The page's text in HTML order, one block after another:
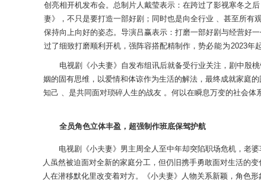
创亮相开机发布会。 总制 片人戴莹表示： 在跨过了影视寒冬之后
妻》
，不只是要打造一部好剧；同时也是向全行业 、甚至所有
保持向上向好的姿态。导演吕赢表示：打磨一部好剧与经营好
过了细致打磨顺利开机，强阵容搭配精制作，势必能为2023年
电视剧《小夫妻》自发布组讯后就备受行业关注，剧中殷
姻的固有思维，以爱情和体谅作为生活的解法， 最终成就家庭
知己 、是共同面对琐碎人生的战友 。何以在瞬息万变的社会体
全员角色立体丰盈 ，超强制作班底保驾护航
电视剧 《小夫妻》 男主周全人至中年却突陷职场危机，老婆
人虽然被迫面对全新的家庭分工，但仍旧携手勇敢面对生活的变
人在潜移默化里改变着对方。
《小夫妻》人物关系新颖 ，角色